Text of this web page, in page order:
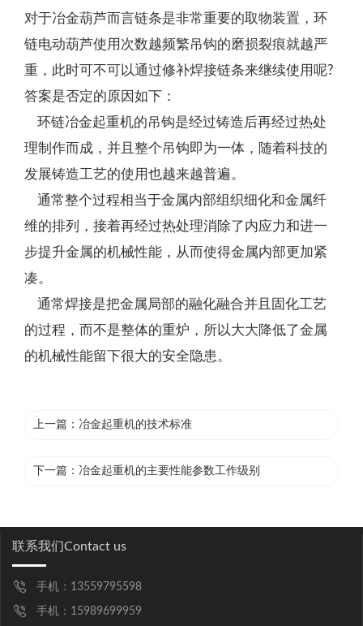
对于冶金葫芦而言链条是非常重要的取物装置，环
链电动葫芦使用次数越频繁吊钩的磨损裂痕就越严
重，此时可不可以通过修补焊接链条来继续使用呢?
答案是否定的原因如下：
环链冶金起重机的吊钩是经过铸造后再经过热处
理制作而成，并且整个吊钩即为一体，随着科技的
发展铸造工艺的使用也越来越普遍。
通常整个过程相当于金属内部组织细化和金属纤
维的排列，接着再经过热处理消除了内应力和进一
步提升金属的机械性能，从而使得金属内部更加紧
凑。
通常焊接是把金属局部的融化融合并且固化工艺
的过程，而不是整体的重炉，所以大大降低了金属
的机械性能留下很大的安全隐患。
上一篇： 冶金起重机的技术标准
下一篇： 冶金起重机的主要性能参数工作级别
联系我们Contact us
手机：13559795598
手机：15989699959